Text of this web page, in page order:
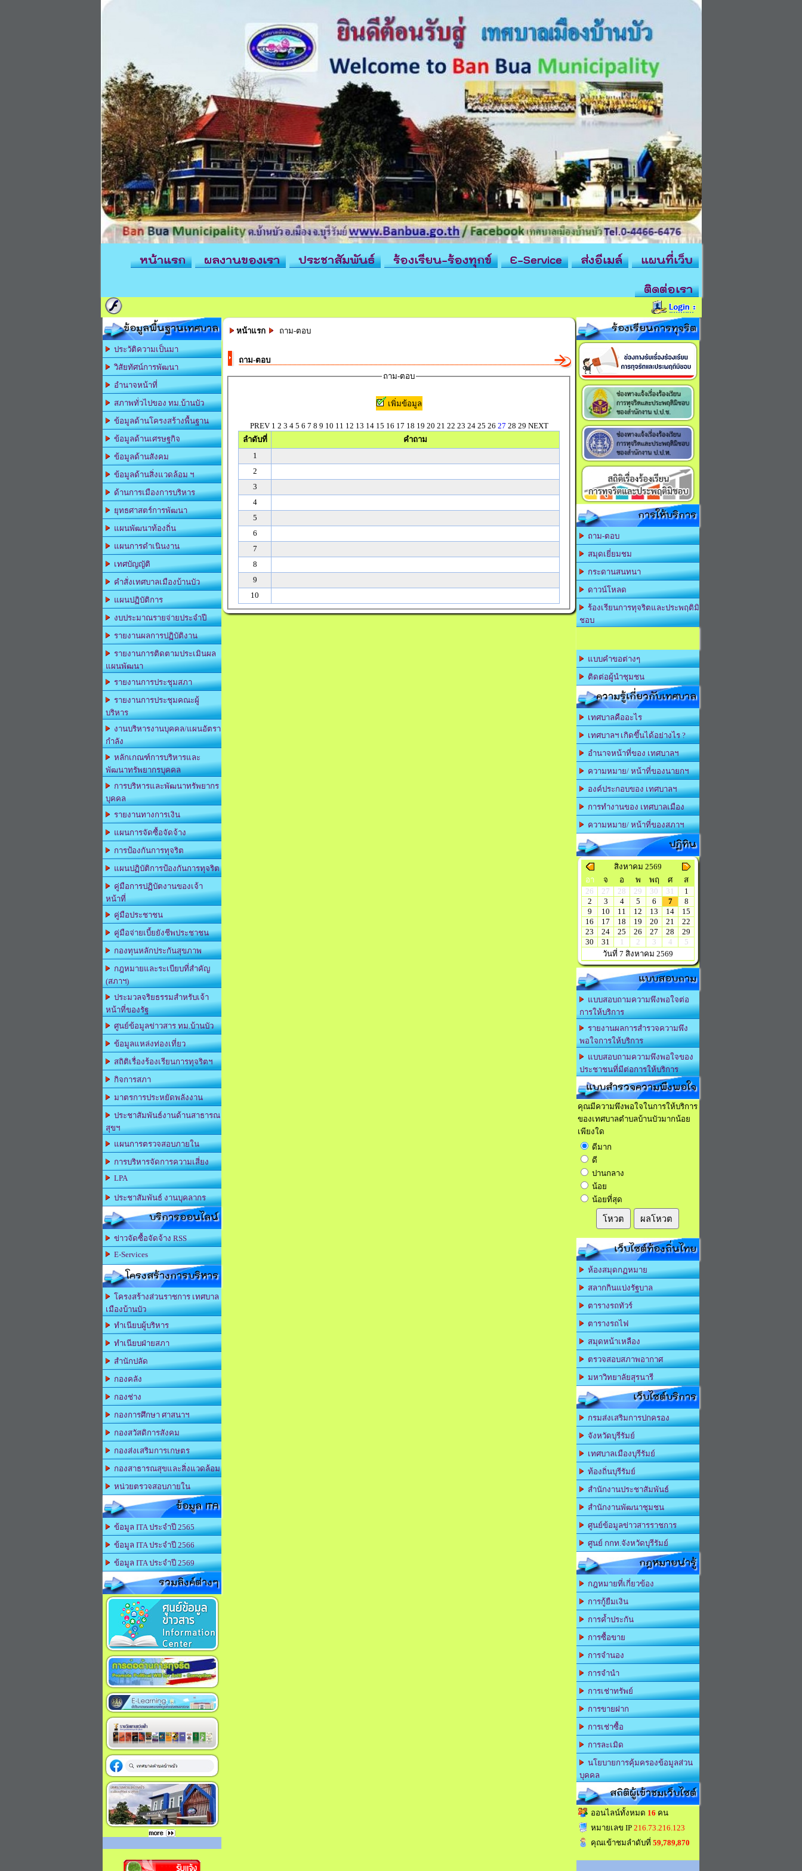
หน้าแรก ผลงานของเรา ประชาสัมพันธ์ ร้องเรียน-ร้องทุกข์ E-Service ส่งอีเมล์
แผนที่เว็บ
ติดต่อเรา
ข้อมูลพื้นฐานเทศบาล
ประวัติความเป็นมา
วิสัยทัศน์การพัฒนา
อำนาจหน้าที่
สภาพทั่วไปของ ทม.บ้านบัว
ข้อมูลด้านโครงสร้างพื้นฐาน
ข้อมูลด้านเศรษฐกิจ
ข้อมูลด้านสังคม
ข้อมูลด้านสิ่งแวดล้อม ฯ
ด้านการเมืองการบริหาร
ยุทธศาสตร์การพัฒนา
แผนพัฒนาท้องถิ่น
แผนการดำเนินงาน
เทศบัญญัติ
คำสั่งเทศบาลเมืองบ้านบัว
แผนปฏิบัติการ
งบประมาณรายจ่ายประจำปี
รายงานผลการปฏิบัติงาน
รายงานการติดตามประเมินผล
แผนพัฒนา
รายงานการประชุมสภา
รายงานการประชุมคณะผู้
บริหาร
งานบริหารงานบุคคล/แผนอัตรา
กำลัง
หลักเกณฑ์การบริหารและ
พัฒนาทรัพยากรบุคคล
การบริหารและพัฒนาทรัพยากร
บุคคล
รายงานทางการเงิน
แผนการจัดซื้อจัดจ้าง
การป้องกันการทุจริต
แผนปฏิบัติการป้องกันการทุจริต
คู่มือการปฏิบัตงานของเจ้า
หน้าที่
คู่มือประชาชน
คู่มือจ่ายเบี้ยยังชีพประชาชน
กองทุนหลักประกันสุขภาพ
กฎหมายและระเบียบที่สำคัญ
(สภาฯ)
ประมวลจริยธรรมสำหรับเจ้า
หน้าที่ของรัฐ
ศูนย์ข้อมูลข่าวสาร ทม.บ้านบัว
ข้อมูลแหล่งท่องเที่ยว
สถิติเรื่องร้องเรียนการทุจริตฯ
กิจการสภา
มาตรการประหยัดพลังงาน
ประชาสัมพันธ์งานด้านสาธารณ
สุขฯ
แผนการตรวจสอบภายใน
การบริหารจัดการความเสี่ยง
LPA
ประชาสัมพันธ์ งานบุคลากร
บริการออนไลน์
ข่าวจัดซื้อจัดจ้าง RSS
E-Services
โครงสร้างการบริหาร
โครงสร้างส่วนราชการ เทศบาล
เมืองบ้านบัว
ทำเนียบผู้บริหาร
ทำเนียบฝ่ายสภา
สำนักปลัด
กองคลัง
กองช่าง
กองการศึกษา ศาสนาฯ
กองสวัสดิการสังคม
กองส่งเสริมการเกษตร
กองสาธารณสุขและสิ่งแวดล้อม
หน่วยตรวจสอบภายใน
ข้อมูล ITA
ข้อมูล ITA ประจำปี 2565
ข้อมูล ITA ประจำปี 2566
ข้อมูล ITA ประจำปี 2569
รวมลิงค์ต่างๆ
หน้าแรก ถาม-ตอบ
ถาม-ตอบ
ถาม-ตอบ
เพิ่มข้อมูล
PREV 1 2 3 4 5 6 7 8 9 10 11 12 13 14 15 16 17 18 19 20 21 22 23 24 25 26 27 28 29 NEXT
ลำดับที่
คำถาม
1
2
3
4
5
6
7
8
9
10
ร้องเรียนการทุจริต
การให้บริการ
ถาม-ตอบ
สมุดเยี่ยมชม
กระดานสนทนา
ดาวน์โหลด
ร้องเรียนการทุจริตและประพฤติมิ
ชอบ
แบบคำขอต่างๆ
ติดต่อผู้นำชุมชน
ความรู้เกี่ยวกับเทศบาล
เทศบาลคืออะไร
เทศบาลฯ เกิดขึ้นได้อย่างไร ?
อำนาจหน้าที่ของ เทศบาลฯ
ความหมาย/ หน้าที่ของนายกฯ
องค์ประกอบของ เทศบาลฯ
การทำงานของ เทศบาลเมือง
ความหมาย/ หน้าที่ของสภาฯ
ปฏิทิน
สิงหาคม 2569
อา
จ อ พ พฤ ศ
ส
26
27 28 29 30 31
1
2
3 4 5 6 7
8
9
10 11 12 13 14
15
16
17 18 19 20 21
22
23
24 25 26 27 28
29
30
31 1 2 3 4
5
วันที่ 7 สิงหาคม 2569
แบบสอบถาม
แบบสอบถามความพึงพอใจต่อ
การให้บริการ
รายงานผลการสำรวจความพึง
พอใจการให้บริการ
แบบสอบถามความพึงพอใจของ
ประชาชนที่มีต่อการให้บริการ
แบบสำรวจความพึงพอใจ
คุณมีความพึงพอใจในการให้บริการ
ของเทศบาลตำบลบ้านบัวมากน้อย
เพียงใด
ดีมาก
ดี
ปานกลาง
น้อย
น้อยที่สุด
โหวต ผลโหวต
เว็บไซต์ท้องถิ่นไทย
ห้องสมุดกฏหมาย
สลากกินแบ่งรัฐบาล
ตารางรถทัวร์
ตารางรถไฟ
สมุดหน้าเหลือง
ตรวจสอบสภาพอากาศ
มหาวิทยาลัยสุรนารี
เว็บไซต์บริการ
กรมส่งเสริมการปกครอง
จังหวัดบุรีรัมย์
เทศบาลเมืองบุรีรัมย์
ท้องถิ่นบุรีรัมย์
สำนักงานประชาสัมพันธ์
สำนักงานพัฒนาชุมชน
ศูนย์ข้อมูลข่าวสารราชการ
ศูนย์ กกท.จังหวัดบุรีรัมย์
กฎหมายน่ารู้
กฎหมายที่เกี่ยวข้อง
การกู้ยืมเงิน
การค้ำประกัน
การซื้อขาย
การจำนอง
การจำนำ
การเช่าทรัพย์
การขายฝาก
การเช่าซื้อ
การละเมิด
นโยบายการคุ้มครองข้อมูลส่วน
บุคคล
สถิติผู้เข้าชมเว็บไซต์
ออนไลน์ทั้งหมด 16 คน
หมายเลข IP 216.73.216.123
คุณเข้าชมลำดับที่ 59,789,870